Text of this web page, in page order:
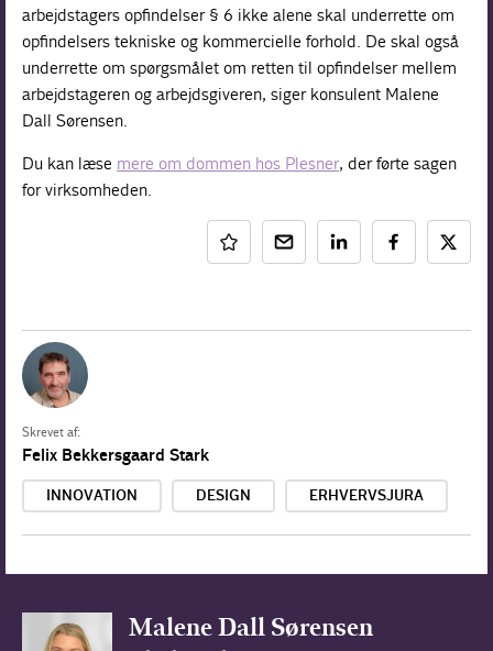
arbejdstagers opfindelser § 6 ikke alene skal underrette om
opfindelsers tekniske og kommercielle forhold. De skal også
underrette om spørgsmålet om retten til opfindelser mellem
arbejdstageren og arbejdsgiveren, siger konsulent Malene
Dall Sørensen.
Du kan læse mere om dommen hos Plesner, der førte sagen
for virksomheden.
Skrevet af:
Felix Bekkersgaard Stark
INNOVATION DESIGN ERHVERVSJURA
Malene Dall Sørensen